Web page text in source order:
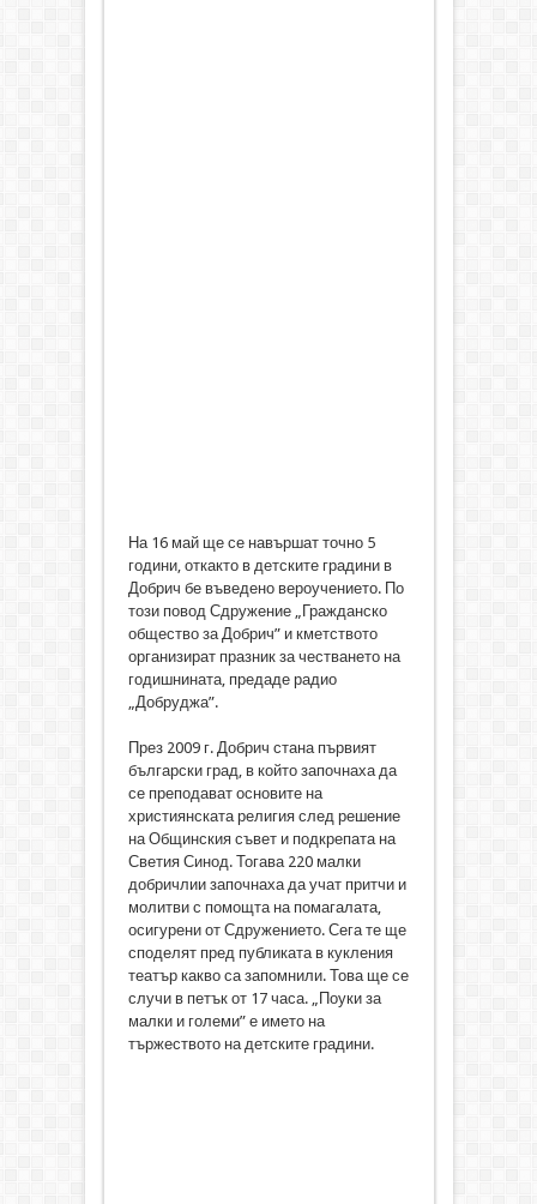
На 16 май ще се навършат точно 5
години, откакто в детските градини в
Добрич бе въведено вероучението. По
този повод Сдружение „Гражданско
общество за Добрич” и кметството
организират празник за честването на
годишнината, предаде радио
„Добруджа”.
През 2009 г. Добрич стана първият
български град, в който започнаха да
се преподават основите на
християнската религия след решение
на Общинския съвет и подкрепата на
Светия Синод. Тогава 220 малки
добричлии започнаха да учат притчи и
молитви с помощта на помагалата,
осигурени от Сдружението. Сега те ще
споделят пред публиката в кукления
театър какво са запомнили. Това ще се
случи в петък от 17 часа. „Поуки за
малки и големи” е името на
тържеството на детските градини.